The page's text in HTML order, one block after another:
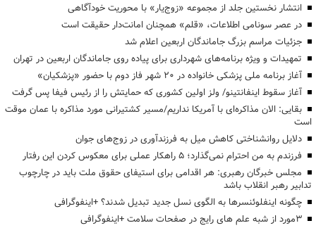
انتشار نخستین جلد از مجموعه «زوج‌یار» با محوریت خودآگاهی
در عصر سونامی اطلاعات، «قلم» همچنان امانت‌دار حقیقت است
جزئیات مراسم بزرگ جاماندگان اربعین اعلام شد
تمهیدات و ویژه برنامه‌های شهرداری برای پیاده روی جاماندگان اربعین در تهران
آغاز برنامه ملی پزشکی خانواده در ۲۰ شهر فاز دوم با حضور «پزشکیان»
آغاز سقوط اینفانتینو/ ولز اولین کشوری که حمایتش را از رئیس فیفا پس گرفت
بقایی: الان مذاکره‌ای با آمریکا نداریم/مسیر کشتیرانی مورد مذاکره با عمان موقت
است
دلایل روانشناختی کاهش میل به فرزندآوری در زوج‌های جوان
فرزندم به من احترام نمی‌گذارد؛ ۵ راهکار عملی برای معکوس کردن این رفتار
مجلس خبرگان رهبری: هر اقدامی برای استیفای حقوق ملت باید در چارچوب
تدابیر رهبر انقلاب باشد
چگونه اینفلوئنسرها به الگوی نسل جدید تبدیل شدند؟ +اینفوگرافی
3مورد از شبه علم های رایج در صفحات سلامت +اینفوگرافی